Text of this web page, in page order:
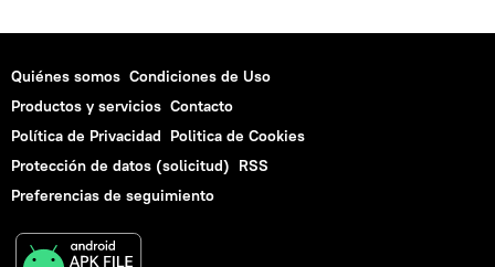
Quiénes somos Condiciones de Uso
Productos y servicios Contacto
Política de Privacidad Politica de Cookies
Protección de datos (solicitud) RSS
Preferencias de seguimiento